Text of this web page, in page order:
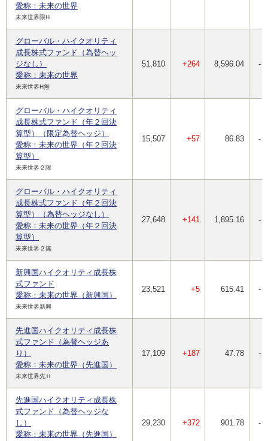
愛称：未来の世界
未来世界限H
グローバル・ハイクオリティ
成長株式ファンド（為替ヘッ
ジなし）
愛称：未来の世界
未来世界H無
51,810 +264 8,596.04 -
グローバル・ハイクオリティ
成長株式ファンド（年２回決
算型）（限定為替ヘッジ）
愛称：未来の世界（年２回決
算型）
未来世界２限
15,507 +57 86.83 -
グローバル・ハイクオリティ
成長株式ファンド（年２回決
算型）（為替ヘッジなし）
愛称：未来の世界（年２回決
算型）
未来世界２無
27,648 +141 1,895.16 -
新興国ハイクオリティ成長株
式ファンド
愛称：未来の世界（新興国）
未来世界新興
23,521 +5 615.41 -
先進国ハイクオリティ成長株
式ファンド（為替ヘッジあ
り）
愛称：未来の世界（先進国）
未来世界先Ｈ
17,109 +187 47.78 -
先進国ハイクオリティ成長株
式ファンド（為替ヘッジな
し）
愛称：未来の世界（先進国）
29,230 +372 901.78 -